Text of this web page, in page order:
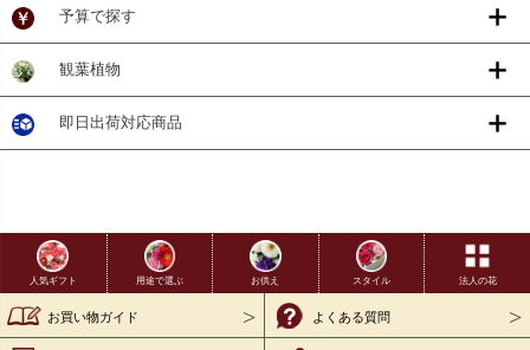
予算で探す
観葉植物
即日出荷対応商品
人気ギフト 用途で選ぶ お供え スタイル 法人の花
お買い物ガイド よくある質問